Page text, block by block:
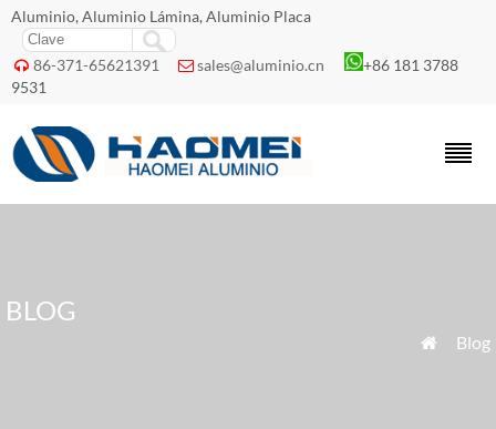
Aluminio, Aluminio Lámina, Aluminio Placa
 86-371-65621391  sales@aluminio.cn
+86 181 3788
9531
BLOG
 Blog